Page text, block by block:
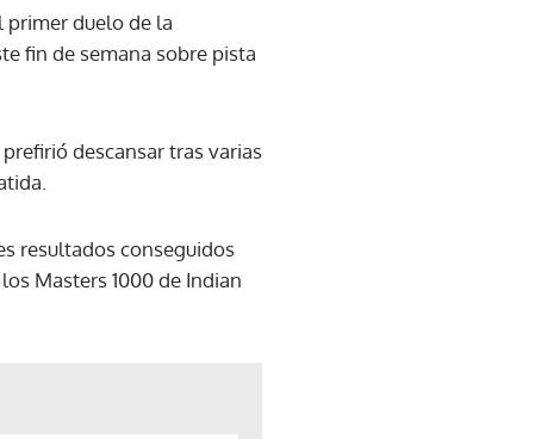
primer duelo de la
fin de semana sobre pista
descansar tras varias
resultados conseguidos
Masters 1000 de Indian